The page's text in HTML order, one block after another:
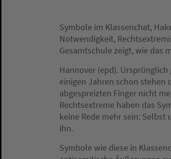
Symbole im Klassenchat,
Notwendigkeit,
Gesamtschule zeigt, wie das
Hannover (epd).
einigen Jahren schon stehen
abgespreizten Finger nicht
Rechtsextreme haben das
keine Rede mehr sein:
ihn.
Symbole wie diese in